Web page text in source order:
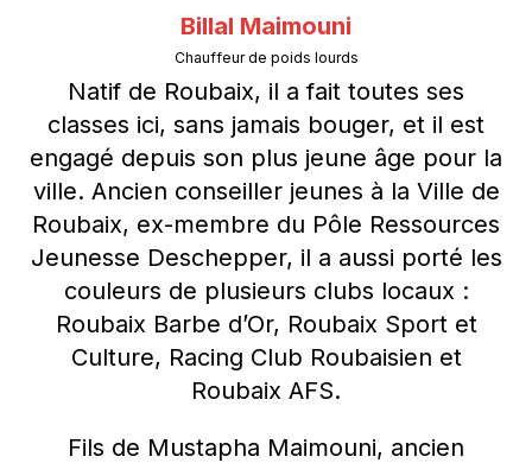
Billal Maimouni
Chauffeur de poids lourds
Natif de Roubaix, il a fait toutes ses
classes ici, sans jamais bouger, et il est
engagé depuis son plus jeune âge pour la
ville. Ancien conseiller jeunes à la Ville de
Roubaix, ex-membre du Pôle Ressources
Jeunesse Deschepper, il a aussi porté les
couleurs de plusieurs clubs locaux :
Roubaix Barbe d’Or, Roubaix Sport et
Culture, Racing Club Roubaisien et
Roubaix AFS.
Fils de Mustapha Maimouni, ancien